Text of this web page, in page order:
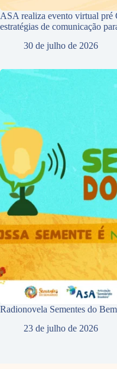
ASA realiza evento virtual pré
estratégias de comunicação
30 de julho de 2026
Radionovela Sementes do
23 de julho de 2026